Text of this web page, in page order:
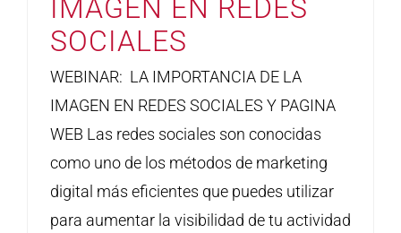
IMAGEN EN REDES
SOCIALES
WEBINAR: LA IMPORTANCIA DE LA
IMAGEN EN REDES SOCIALES Y PAGINA
WEB Las redes sociales son conocidas
como uno de los métodos de marketing
digital más eficientes que puedes utilizar
para aumentar la visibilidad de tu actividad